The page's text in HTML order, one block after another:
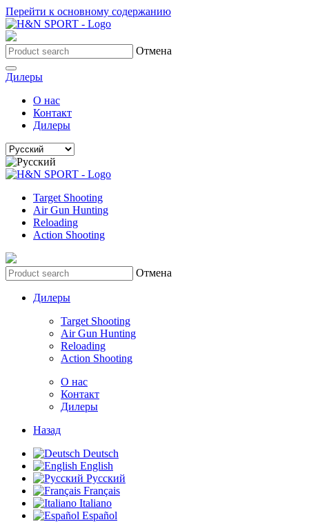
Перейти к основному содержанию
Отмена
Дилеры
О нас
Контакт
Дилеры
Target Shooting
Air Gun Hunting
Reloading
Action Shooting
Отмена
Дилеры
Target Shooting
Air Gun Hunting
Reloading
Action Shooting
О нас
Контакт
Дилеры
Назад
Deutsch
English
Русский
Français
Italiano
Español